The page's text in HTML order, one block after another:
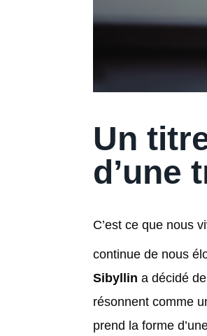
Un
d’une
C’est ce que nous
continue de nous
Sibyllin a décidé
résonnent comme
prend la forme